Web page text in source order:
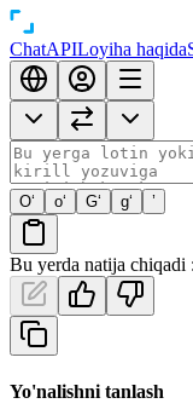
ChatAPILoyiha haqida
O‘ o‘ G‘ g‘ ’
Bu yerda natija chiqadi
Yo'nalishni tanlash